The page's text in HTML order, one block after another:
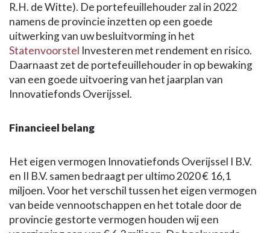
R.H. de Witte). De portefeuillehouder zal in 2022
namens de provincie inzetten op een goede
uitwerking van uw besluitvorming in het
Statenvoorstel Investeren met rendement en risico.
Daarnaast zet de portefeuillehouder in op bewaking
van een goede uitvoering van het jaarplan van
Innovatiefonds Overijssel.
Financieel belang
Het eigen vermogen Innovatiefonds Overijssel I B.V.
en II B.V. samen bedraagt per ultimo 2020 € 16,1
miljoen. Voor het verschil tussen het eigen vermogen
van beide vennootschappen en het totale door de
provincie gestorte vermogen houden wij een